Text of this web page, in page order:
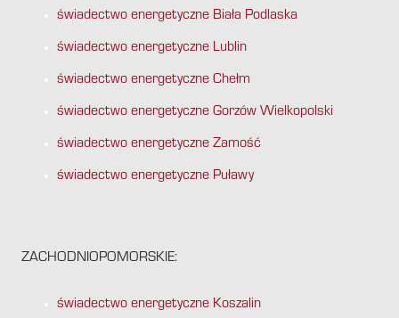
świadectwo energetyczne Biała Podlaska
świadectwo energetyczne Lublin
świadectwo energetyczne Chełm
świadectwo energetyczne Gorzów Wielkopolski
świadectwo energetyczne Zamość
świadectwo energetyczne Puławy
ZACHODNIOPOMORSKIE:
świadectwo energetyczne Koszalin